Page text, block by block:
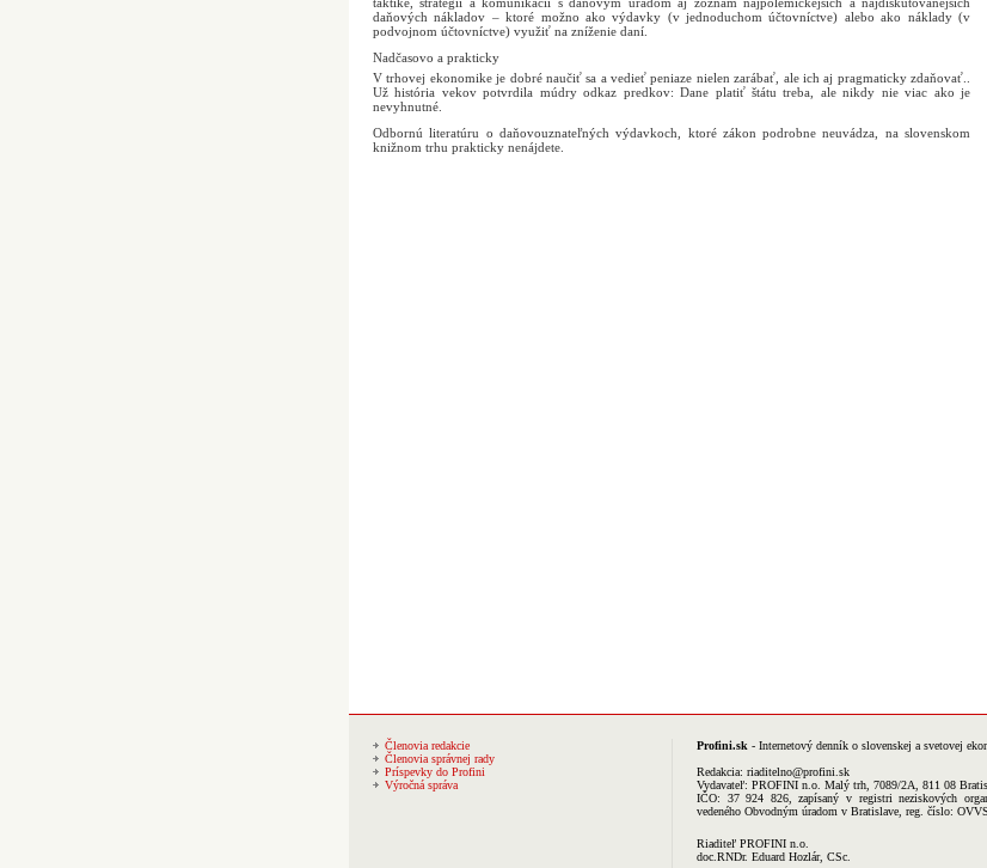
daňových nákladov – ktoré možno ako výdavky (v jednoduchom účtovníctve) alebo ako náklady (v
podvojnom účtovníctve) využiť na zníženie daní.
Nadčasovo a prakticky
V trhovej ekonomike je dobré naučiť sa a vedieť peniaze nielen zarábať, ale ich aj pragmaticky zdaňovať..
Už história vekov potvrdila múdry odkaz predkov: Dane platiť štátu treba, ale nikdy nie viac ako je
nevyhnutné.
Odbornú literatúru o daňovouznateľných výdavkoch, ktoré zákon podrobne neuvádza, na slovenskom
knižnom trhu prakticky nenájdete.
Členovia redakcie
Členovia správnej rady
Príspevky do Profini
Výročná správa
Profini.sk - Internetový denník o slovenskej a svetovej
Redakcia: riaditelno@profini.sk
Vydavateľ: PROFINI n.o. Malý trh, 7089/2A, 811 08
IČO: 37 924 826, zapísaný v registri neziskových
vedeného Obvodným úradom v Bratislave, reg. číslo:
Riaditeľ PROFINI n.o.
doc.RNDr. Eduard Hozlár, CSc.